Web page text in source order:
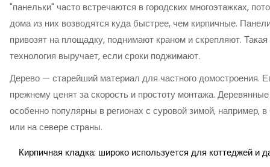
"панельки" часто встречаются в городских многоэтажках,
дома из них возводятся куда быстрее, чем кирпичные.
привозят на площадку, поднимают краном и скрепляют. Такая
технология выручает, если сроки поджимают.
Дерево — старейший материал для частного домостроения.
прежнему ценят за скорость и простоту монтажа.
особенно популярны в регионах с суровой зимой, например,
или на севере страны.
Кирпичная кладка: широко используется для коттеджей и